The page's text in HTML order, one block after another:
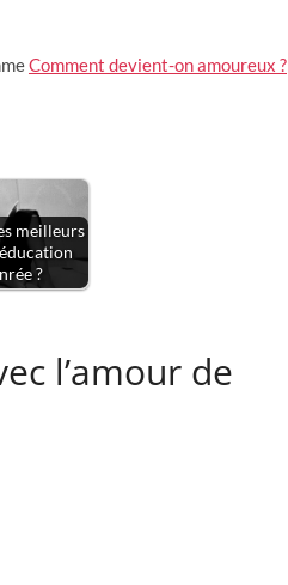
Comment devient-on amoureux ?
meilleurs
?
l’amour de